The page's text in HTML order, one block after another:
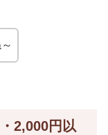
2,000円以